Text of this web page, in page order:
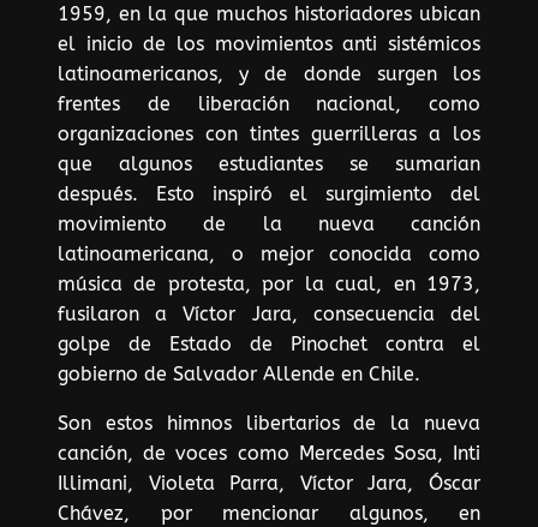
1959, en la que muchos historiadores ubican
el inicio de los movimientos anti sistémicos
latinoamericanos, y de donde surgen los
frentes de liberación nacional, como
organizaciones con tintes guerrilleras a los
que algunos estudiantes se sumarian
después. Esto inspiró el surgimiento del
movimiento de la nueva canción
latinoamericana, o mejor conocida como
música de protesta, por la cual, en 1973,
fusilaron a Víctor Jara, consecuencia del
golpe de Estado de Pinochet contra el
gobierno de Salvador Allende en Chile.
Son estos himnos libertarios de la nueva
canción, de voces como Mercedes Sosa, Inti
Illimani, Violeta Parra, Víctor Jara, Óscar
Chávez, por mencionar algunos, en